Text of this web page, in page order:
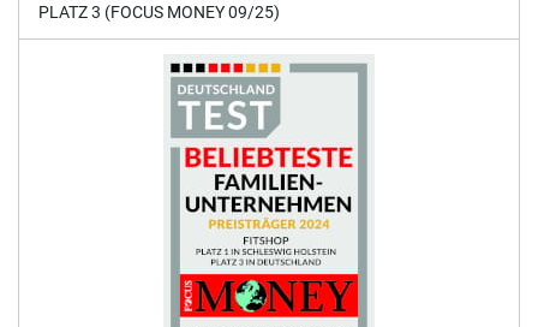
PLATZ 3 (FOCUS MONEY 09/25)